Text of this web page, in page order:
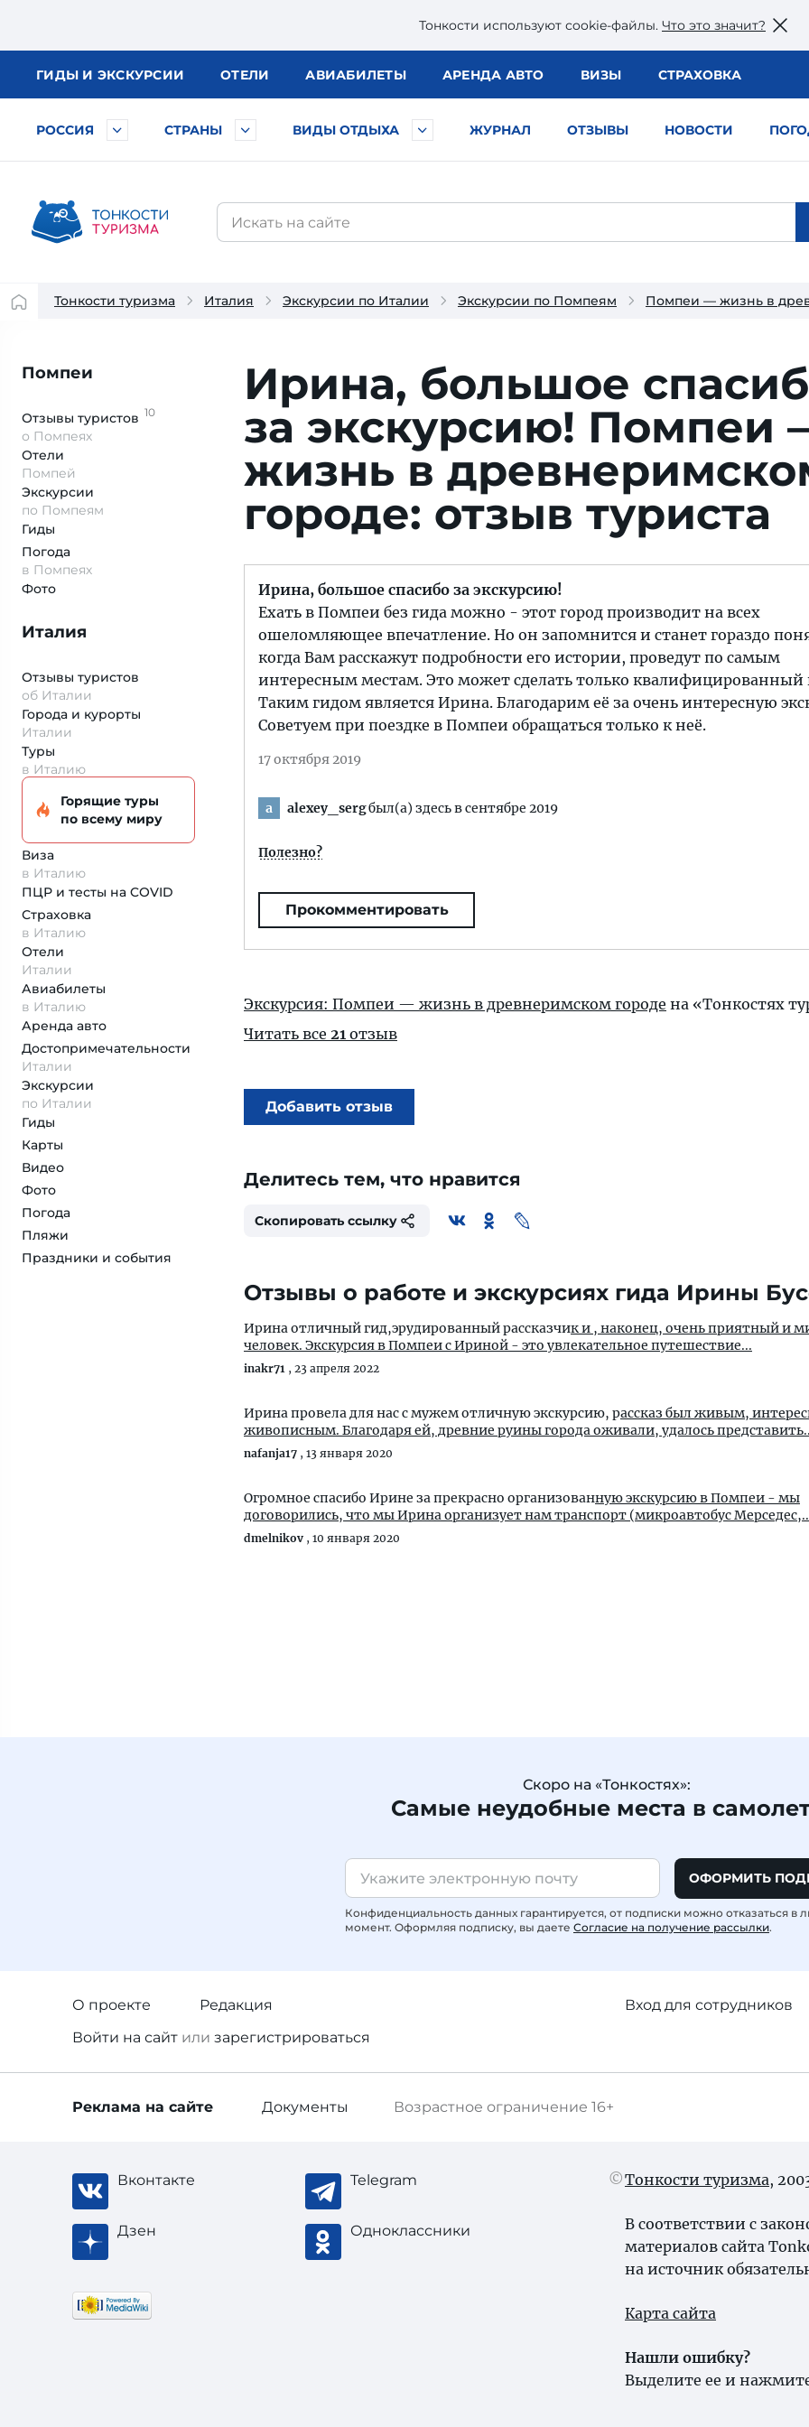
Тонкости используют сookie-файлы. Что это значит?
ГИДЫ И ЭКСКУРСИИ ОТЕЛИ АВИАБИЛЕТЫ АРЕНДА АВТО ВИЗЫ СТРАХОВКА
РОССИЯ СТРАНЫ ВИДЫ ОТДЫХА ЖУРНАЛ ОТЗЫВЫ НОВОСТИ
Тонкости туризма Италия Экскурсии по Италии Экскурсии по Помпеям Помпеи — жизнь в
Помпеи
Отзывы туристов 10
о Помпеях
Отели
Помпей
Экскурсии
по Помпеям
Гиды
Погода
в Помпеях
Фото
Италия
Отзывы туристов
об Италии
Города и курорты
Италии
Туры
в Италию
Горящие туры
по всему миру
Виза
в Италию
ПЦР и тесты на COVID
Страховка
в Италию
Отели
Италии
Авиабилеты
в Италию
Аренда авто
Достопримеча­тельности
Италии
Экскурсии
по Италии
Гиды
Карты
Видео
Фото
Погода
Пляжи
Праздники и события
Ирина, большое
за экскурсию! Помпеи
жизнь в
городе: отзыв туриста
Ирина, большое спасибо за экскурсию!
Ехать в Помпеи без гида можно - этот город производит на всех
ошеломляющее впечатление. Но он запомнится и станет гораздо
когда Вам расскажут подробности его истории, проведут по самым
интересным местам. Это может сделать только квалифицированный
Таким гидом является Ирина. Благодарим её за очень интересную
Советуем при поездке в Помпеи обращаться только к неё.
17 октября 2019
a alexey_sergбыл(а) здесь в сентябре 2019
Полезно?
Прокомментировать
Экскурсия: Помпеи — жизнь в древнеримском городе на «Тонкостях
Читать все 21 отзыв
Добавить отзыв
Делитесь тем, что нравится
Скопировать ссылку
Отзывы о работе и экскурсиях гида Ирины
Ирина отличный гид,эрудированный рассказчик и , наконец, очень приятный и
человек. Экскурсия в Помпеи с Ириной - это увлекательное путешествие...
inakr71 , 23 апреля 2022
Ирина провела для нас с мужем отличную экскурсию, рассказ был живым,
живописным. Благодаря ей, древние руины города оживали, удалось
nafanja17 , 13 января 2020
Огромное спасибо Ирине за прекрасно организованную экскурсию в Помпеи - мы
договорились, что мы Ирина организует нам транспорт (микроавтобус
dmelnikov , 10 января 2020
Скоро на «Тонкостях»:
Самые неудобные места в
ОФОРМИТЬ
Конфиденциальность данных гарантируется, от подписки можно отказаться в
момент. Оформляя подписку, вы даете Согласие на получение рассылки.
О проекте
Редакция
Войти на сайт или зарегистрироваться
Вход для сотрудников
Возрастное ограничение 16+
Реклама на сайте Документы
Вконтакте Telegram
Дзен Одноклассники
Тонкости туризма,
В соответствии с
материалов сайта
на источник
Карта сайта
Нашли ошибку?
Выделите ее и